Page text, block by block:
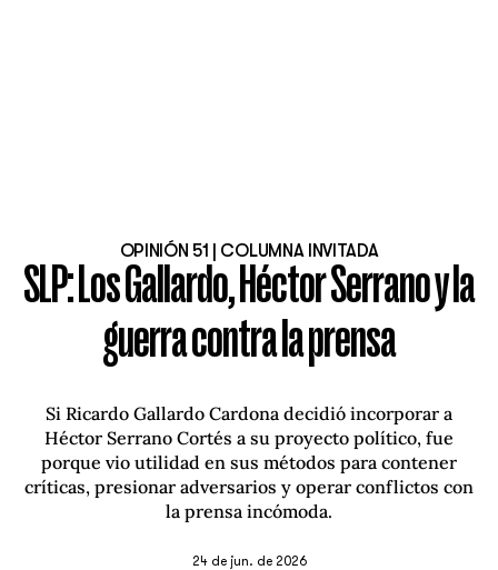
OPINIÓN 51 | COLUMNA INVITADA
SLP: Los Gallardo, Héctor Serrano y la
guerra contra la prensa
Si Ricardo Gallardo Cardona decidió incorporar a
Héctor Serrano Cortés a su proyecto político, fue
porque vio utilidad en sus métodos para contener
críticas, presionar adversarios y operar conflictos con
la prensa incómoda.
24 de jun. de 2026